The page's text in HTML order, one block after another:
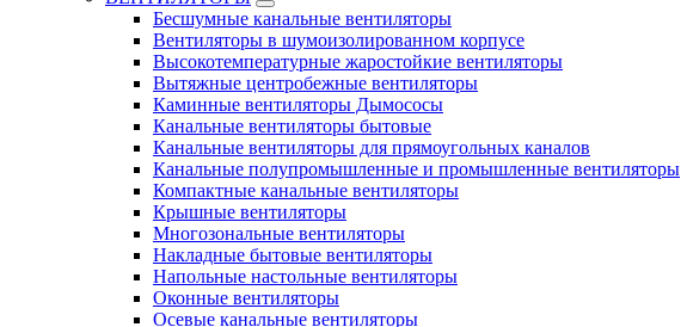
Бесшумные канальные вентиляторы
Вентиляторы в шумоизолированном корпусе
Высокотемпературные жаростойкие вентиляторы
Вытяжные центробежные вентиляторы
Каминные вентиляторы Дымососы
Канальные вентиляторы бытовые
Канальные вентиляторы для прямоугольных каналов
Канальные полупромышленные и промышленные вентиляторы
Компактные канальные вентиляторы
Крышные вентиляторы
Многозональные вентиляторы
Накладные бытовые вентиляторы
Напольные настольные вентиляторы
Оконные вентиляторы
Осевые канальные вентиляторы